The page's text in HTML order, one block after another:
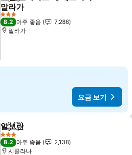
즐겨찾기에 추가
말라가
요금 보기
3 성급
8.2 아주 좋음
7,286
말라가
요금 보기
공유 즐겨찾기에 추가
알보란
3 성급
8.2 아주 좋음
2,138
시클라나